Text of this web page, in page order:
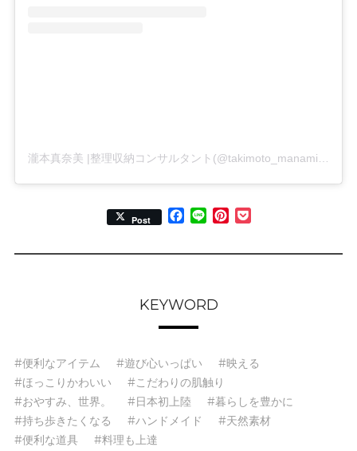
Post Facebook
Line Pinterest
KEYWORD
#便利なアイテム #遊び心いっぱい
#映える
#ほっこりかわいい
#こだわりの肌触り
#おやすみ、世界。
#日本初上陸
#暮らしを豊かに
#持ち歩きたくなる
#ハンドメイド
#天然素材
#便利な道具
#料理も上達